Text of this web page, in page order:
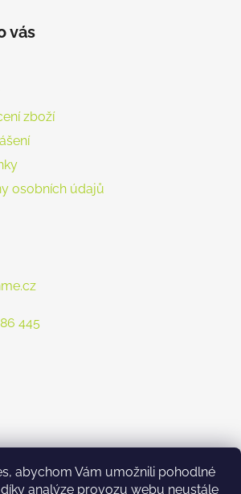
abychom Vám umožnili pohodlné
analýze provozu webu neustále
vás
zboží
osobních údajů
445